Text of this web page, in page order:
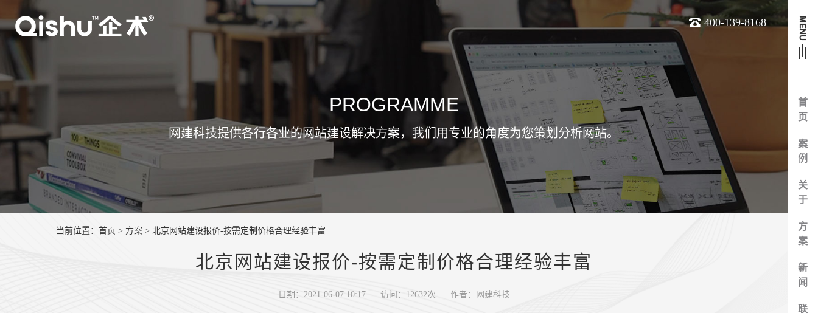
首
页
案
例
关
于
方
案
新
闻
联
400-139-8168
PROGRAMME
网建科技提供各行各业的网站建设解决方案，我们用专业的角度为您策划分析网站。
当前位置： 首页 > 方案 > 北京网站建设报价-按需定制价格合理经验丰富
北京网站建设报价-按需定制价格合理经验丰富
日期：2021-06-07 10:17 访问：12632次 作者：网建科技